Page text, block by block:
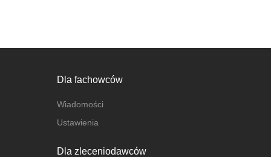
Dla fachowców
Wiadomości
Ustawienia
Dla zleceniodawców